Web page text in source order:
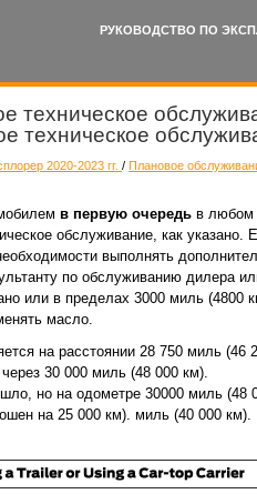
РУКОВОДСТВО ПО
техническое
техническое
2020-2023 гг. / Плановое
в первую очередь в любом
обслуживание, как
выполнять
по обслуживанию дилера
или в пределах 3000 миль (4800
масло.
на расстоянии 28 750 миль (46
30 000 миль (48 000 км).
но на одометре 30000 миль (48
на 25 000 км). миль (40 000